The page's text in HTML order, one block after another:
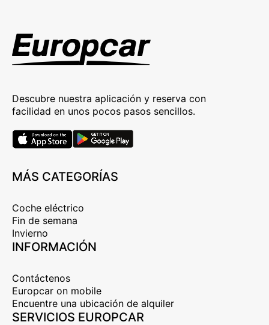
Descubre nuestra aplicación y reserva con
facilidad en unos pocos pasos sencillos.
MÁS CATEGORÍAS
Coche eléctrico
Fin de semana
Invierno
INFORMACIÓN
Contáctenos
Europcar on mobile
Encuentre una ubicación de alquiler
SERVICIOS EUROPCAR